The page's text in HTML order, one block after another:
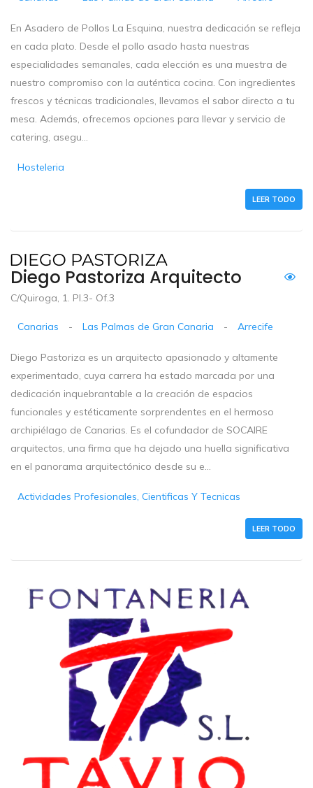
En Asadero de Pollos La Esquina, nuestra dedicación se refleja
en cada plato. Desde el pollo asado hasta nuestras
especialidades semanales, cada elección es una muestra de
nuestro compromiso con la auténtica cocina. Con ingredientes
frescos y técnicas tradicionales, llevamos el sabor directo a tu
mesa. Además, ofrecemos opciones para llevar y servicio de
catering, asegu...
Hosteleria
LEER TODO
Diego Pastoriza Arquitecto
C/Quiroga, 1. Pl.3- Of.3
Canarias - Las Palmas de Gran Canaria - Arrecife
Diego Pastoriza es un arquitecto apasionado y altamente
experimentado, cuya carrera ha estado marcada por una
dedicación inquebrantable a la creación de espacios
funcionales y estéticamente sorprendentes en el hermoso
archipiélago de Canarias. Es el cofundador de SOCAIRE
arquitectos, una firma que ha dejado una huella significativa
en el panorama arquitectónico desde su e...
Actividades Profesionales, Cientificas Y Tecnicas
LEER TODO